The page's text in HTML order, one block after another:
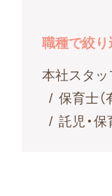
職種で絞
本社スタッ
保育士（
託児・